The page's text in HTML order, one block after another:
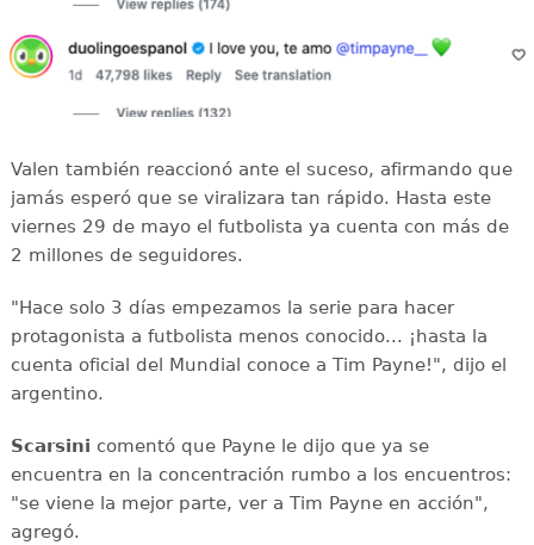
Valen también reaccionó ante el suceso, afirmando que
jamás esperó que se viralizara tan rápido. Hasta este
viernes 29 de mayo el futbolista ya cuenta con más de
2 millones de seguidores.
"Hace solo 3 días empezamos la serie para hacer
protagonista a futbolista menos conocido... ¡hasta la
cuenta oficial del Mundial conoce a Tim Payne!", dijo el
argentino.
Scarsini comentó que Payne le dijo que ya se
encuentra en la concentración rumbo a los encuentros:
"se viene la mejor parte, ver a Tim Payne en acción",
agregó.